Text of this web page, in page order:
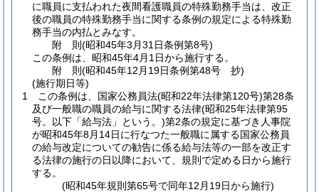
に職員に支払われた夜間看護職員の特殊勤務手当は、改正
後の職員の特殊勤務手当に関する条例の規定による特殊勤
務手当の内払とみなす。
附 則(昭和45年3月31日条例第8号)
この条例は、昭和45年4月1日から施行する。
附 則(昭和45年12月19日条例第48号 抄)
(施行期日等)
1
この条例は、国家公務員法(昭和22年法律第120号)第28条
及び一般職の職員の給与に関する法律(昭和25年法律第95
号。以下「給与法」という。)第2条の規定に基づき人事院
が昭和45年8月14日に行なつた一般職に属する国家公務員
の給与改定についての勧告に係る給与法等の一部を改正す
る法律の施行の日以降において、規則で定める日から施行
する。
(昭和45年規則第65号で同年12月19日から施行)